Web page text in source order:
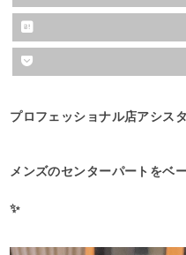
プロフェッショナル店アシス
メンズのセンターパートをベ
✨